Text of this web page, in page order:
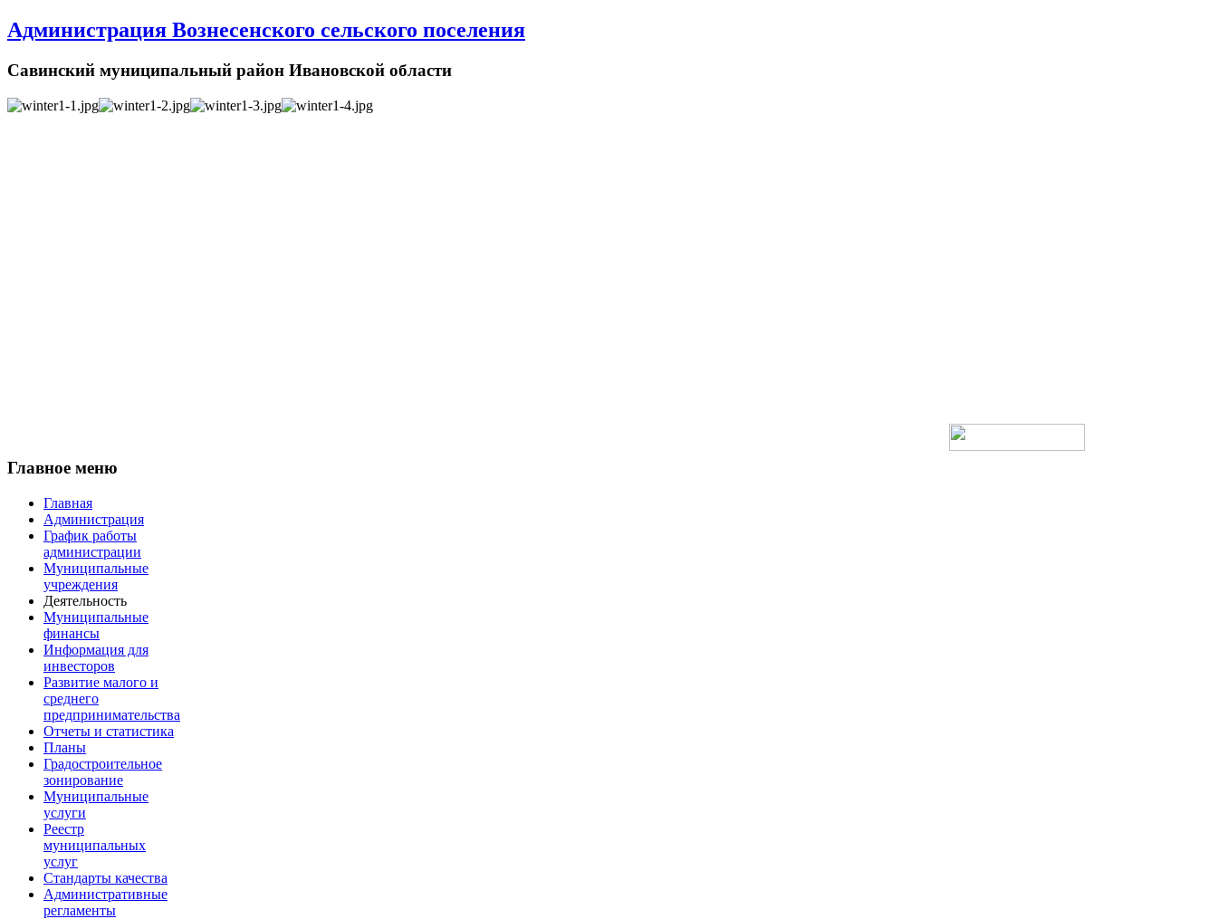
Администрация Вознесенского сельского поселения
Савинский муниципальный район Ивановской области
Главное меню
Главная
Администрация
График работы
администрации
Муниципальные
учреждения
Деятельность
Муниципальные
финансы
Информация для
инвесторов
Развитие малого и
среднего
предпринимательства
Отчеты и статистика
Планы
Градостроительное
зонирование
Муниципальные
услуги
Реестр
муниципальных
услуг
Стандарты качества
Административные
регламенты